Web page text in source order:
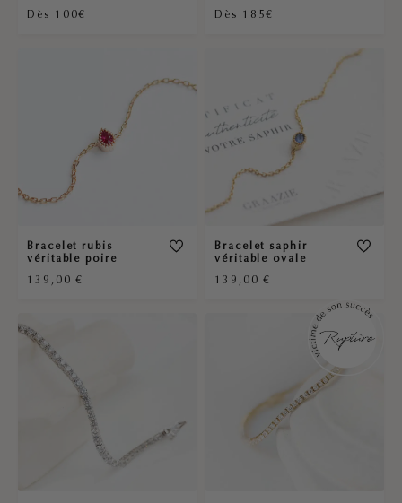
Dès 100€
Dès 185€
Bracelet rubis
véritable poire
139,00€
Bracelet saphir
véritable ovale
139,00€